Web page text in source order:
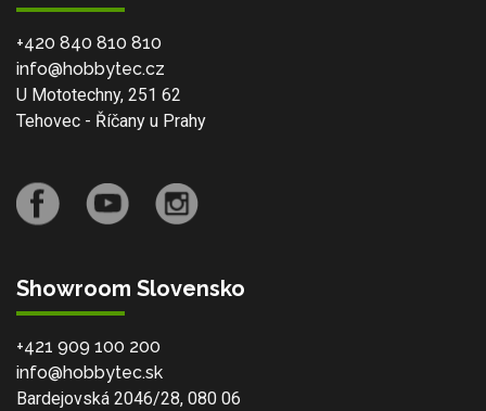
+420 840 810 810
info@hobbytec.cz
U Mototechny, 251 62
Tehovec - Říčany u Prahy
Showroom Slovensko
+421 909 100 200
info@hobbytec.sk
Bardejovská 2046/28, 080 06